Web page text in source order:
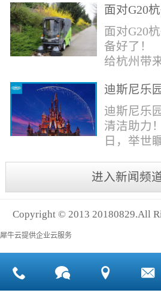
染，花岗
同。清洁
理技术方
一、清洁
新机、石
水吸尘器
石...
洋塑料垃
所带来的
少有30个
的情况。
动中，希
理想中
面对G20
备好了！
面对G20
备好了！
给杭州带
球国际组
的一次大
杭州，在
的同事，
览城是本
区域，主
心、国际
双塔酒店
迪斯尼乐
清洁助力
迪斯尼乐
清洁助力
日，举世
奇想花园
湾、明日
开神秘面
球接待人
园！ 位
进入新闻频
Copyright © 2013 20180829.All
犀牛云提供企业云服务